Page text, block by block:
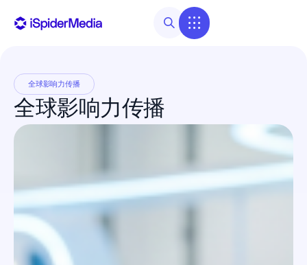
全球影响力传播
全球影响力传播